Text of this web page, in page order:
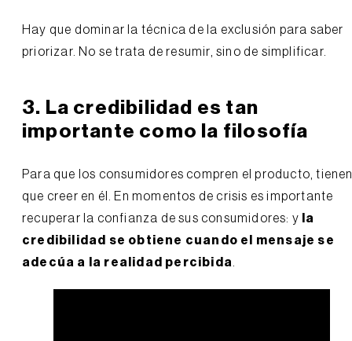
Hay que dominar la técnica de la exclusión para saber
priorizar. No se trata de resumir, sino de simplificar.
3. La credibilidad es tan
importante como la filosofía
Para que los consumidores compren el producto,
que creer en él. En momentos de crisis es importante
recuperar la confianza de sus consumidores: y
la
credibilidad se obtiene cuando el mensaje se
adecúa a la realidad percibida.